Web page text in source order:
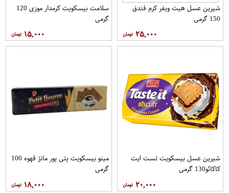
شیرین عسل هیت ویفر کرم فندق
150 گرمی
۲۵,۰۰۰
سلامت بیسکویت کرمدار موزی 120
گرمی
۱۵,۰۰۰
شیرین عسل بیسکویت تست ایت
کاکائو130 گرمی
۲۰,۰۰۰
مینو بیسکویت پتی پور مانژ قهوه 100
گرمی
۱۸,۰۰۰